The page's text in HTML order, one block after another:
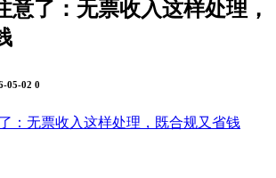
意了：无票收入这样处理，
05-02 0